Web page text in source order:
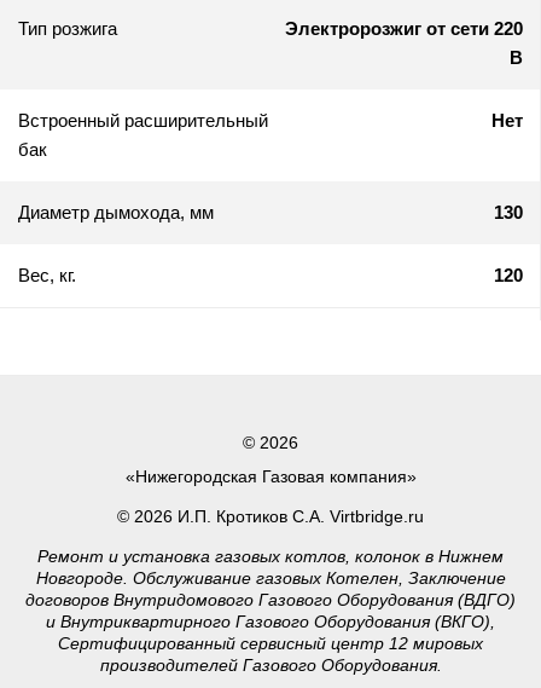
Тип розжига
Электророзжиг от сети 220
В
Встроенный расширительный
бак
Нет
Диаметр дымохода, мм 130
Вес, кг. 120
© 2026
«Нижегородская Газовая компания»
© 2026 И.П. Кротиков С.А. Virtbridge.ru
Ремонт и установка газовых котлов, колонок в Нижнем
Новгороде. Обслуживание газовых Котелен, Заключение
договоров Внутридомового Газового Оборудования (ВДГО)
и Внутриквартирного Газового Оборудования (ВКГО),
Сертифицированный сервисный центр 12 мировых
производителей Газового Оборудования.